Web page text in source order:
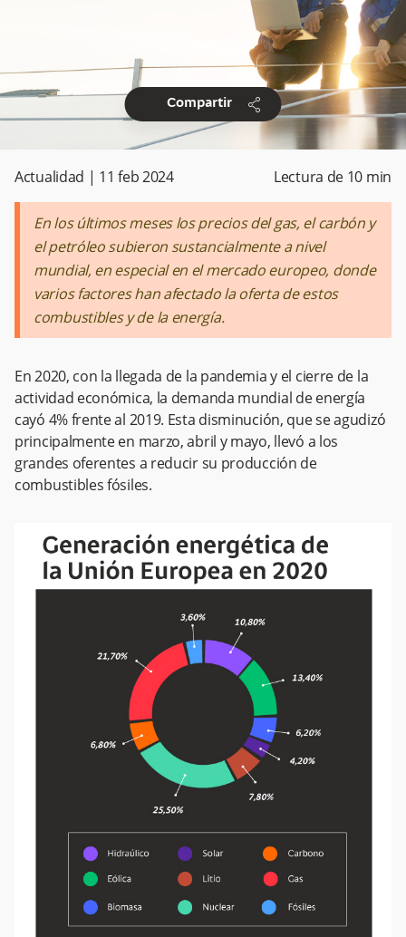
Compartir share
Actualidad | 11 feb 2024 Lectura de 10 min
En los últimos meses los precios del gas, el carbón y
el petróleo subieron sustancialmente a nivel
mundial, en especial en el mercado europeo, donde
varios factores han afectado la oferta de estos
combustibles y de la energía.
En 2020, con la llegada de la pandemia y el cierre de la
actividad económica, la demanda mundial de energía
cayó 4% frente al 2019. Esta disminución, que se agudizó
principalmente en marzo, abril y mayo, llevó a los
grandes oferentes a reducir su producción de
combustibles fósiles.